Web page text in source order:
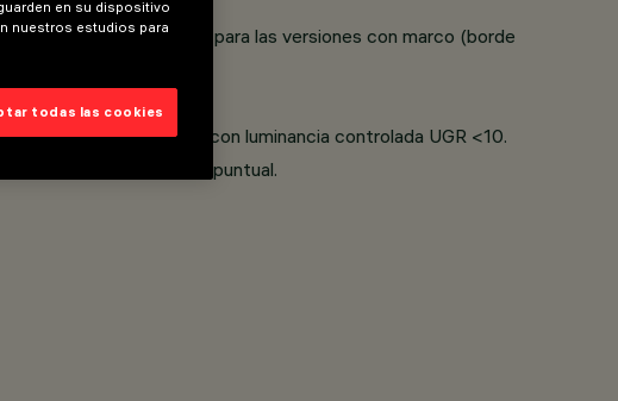
o de 1 a 25 mm para las versiones con marco (borde
define una emisión con luminancia controlada UGR <10.
un efecto de luz multipuntual.
en su dispositivo
nuestros estudios para
todas las cookies